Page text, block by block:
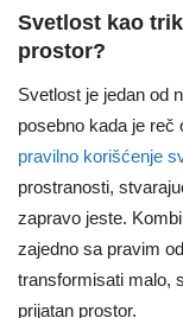
Svetlost kao
prostor?
Svetlost je jedan od
posebno kada je reč
pravilno korišćenje
prostranosti,
zapravo jeste.
zajedno sa pravim
transformisati malo,
prijatan prostor.